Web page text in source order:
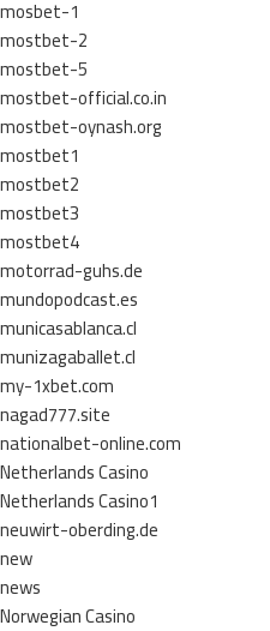
mosbet-1
mostbet-2
mostbet-5
mostbet-official.co.in
mostbet-oynash.org
mostbet1
mostbet2
mostbet3
mostbet4
motorrad-guhs.de
mundopodcast.es
municasablanca.cl
munizagaballet.cl
my-1xbet.com
nagad777.site
nationalbet-online.com
Netherlands Casino
Netherlands Casino1
neuwirt-oberding.de
new
news
Norwegian Casino